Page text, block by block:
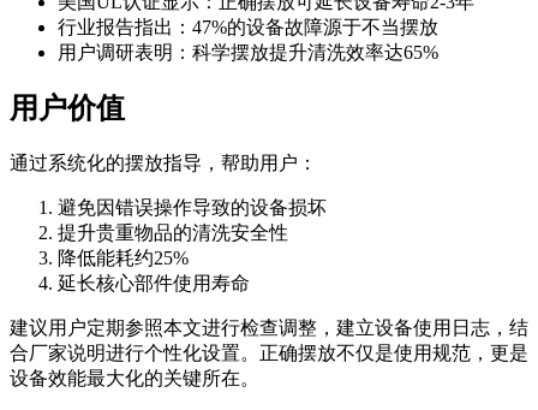
行业报告指出：47%的设备故障源于不当摆放
用户调研表明：科学摆放提升清洗效率达65%
用户价值
通过系统化的摆放指导，帮助用户：
避免因错误操作导致的设备损坏
提升贵重物品的清洗安全性
降低能耗约25%
延长核心部件使用寿命
建议用户定期参照本文进行检查调整，建立设备使用日志，结
合厂家说明进行个性化设置。正确摆放不仅是使用规范，更是
设备效能最大化的关键所在。